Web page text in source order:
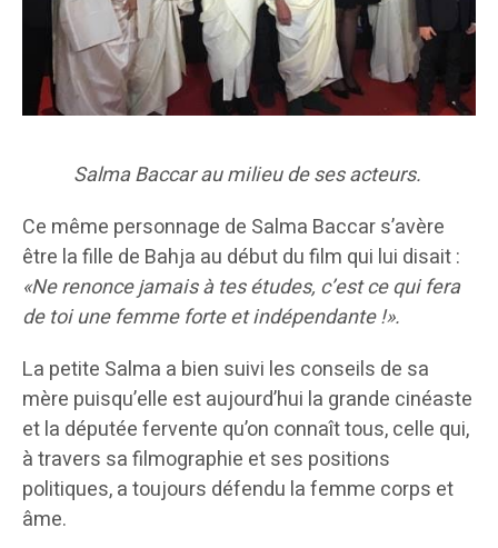
Salma Baccar au milieu de ses acteurs.
Ce même personnage de Salma Baccar s’avère
être la fille de Bahja au début du film qui lui disait :
«Ne renonce jamais à tes études, c’est ce qui fera
de toi une femme forte et indépendante !».
La petite Salma a bien suivi les conseils de sa
mère puisqu’elle est aujourd’hui la grande cinéaste
et la députée fervente qu’on connaît tous, celle qui,
à travers sa filmographie et ses positions
politiques, a toujours défendu la femme corps et
âme.